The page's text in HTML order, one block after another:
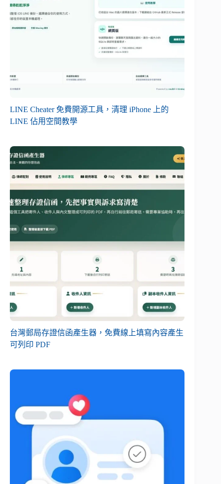
LINE Cheater 免費開源工具，清理 iPhone 上的
LINE 佔用空間教學
台灣郵局存證信函產生器，免費線上填寫內容產生
可列印 PDF